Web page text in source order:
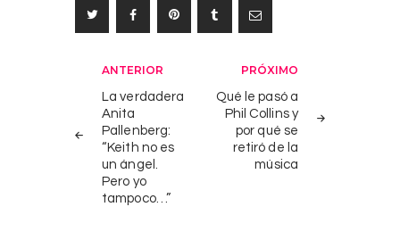
Navegación
de
entradas
ANTERIOR
La verdadera
Anita
Pallenberg:
“Keith no es
un ángel.
Pero yo
tampoco…”
PRÓXIMO
Qué le pasó a
Phil Collins y
por qué se
retiró de la
música